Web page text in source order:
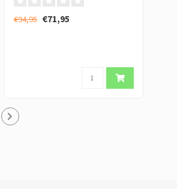
€94,95 €71,95